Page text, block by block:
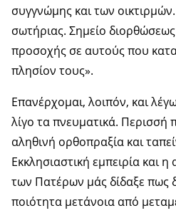
συγγνώμης και των
σωτήριας. Σημείο διορθώσεως
προσοχής σε αυτούς που
πλησίον τους».
Επανέρχομαι, λοιπόν, και
λίγο τα πνευματικά. Περισσή
αληθινή ορθοπραξία και
Εκκλησιαστική εμπειρία και η
των Πατέρων μάς δίδαξε πως
ποιότητα μετάνοια από